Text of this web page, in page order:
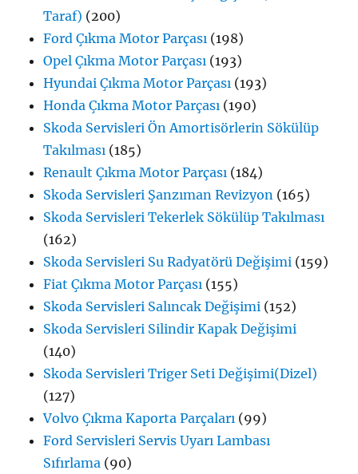
Taraf) (200)
Ford Çıkma Motor Parçası (198)
Opel Çıkma Motor Parçası (193)
Hyundai Çıkma Motor Parçası (193)
Honda Çıkma Motor Parçası (190)
Skoda Servisleri Ön Amortisörlerin Sökülüp
Takılması (185)
Renault Çıkma Motor Parçası (184)
Skoda Servisleri Şanzıman Revizyon (165)
Skoda Servisleri Tekerlek Sökülüp Takılması
(162)
Skoda Servisleri Su Radyatörü Değişimi (159)
Fiat Çıkma Motor Parçası (155)
Skoda Servisleri Salıncak Değişimi (152)
Skoda Servisleri Silindir Kapak Değişimi
(140)
Skoda Servisleri Triger Seti Değişimi(Dizel)
(127)
Volvo Çıkma Kaporta Parçaları (99)
Ford Servisleri Servis Uyarı Lambası
Sıfırlama (90)